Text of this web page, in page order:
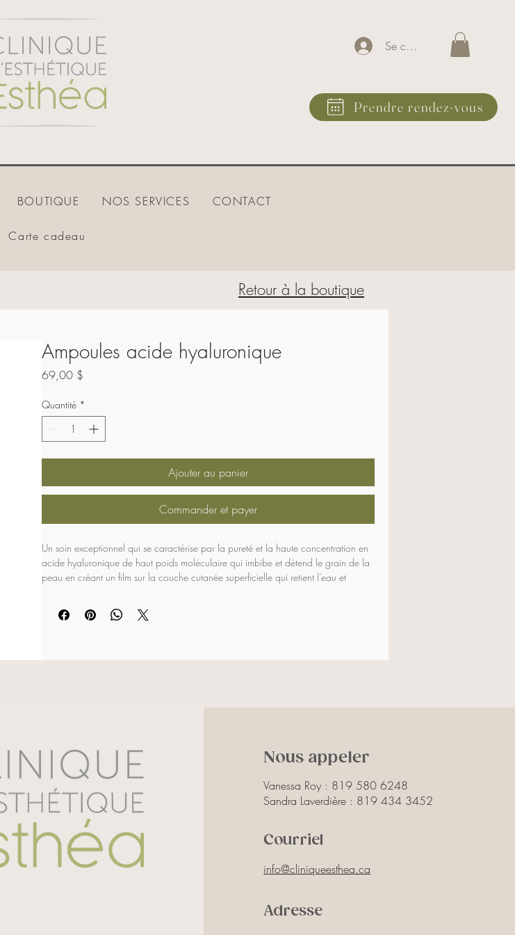
Se connecter
Prendre rendez-vous
BOUTIQUE NOS SERVICES CONTACT
Carte cadeau
Retour à la boutique
Ampoules acide hyaluronique
69,00 $Prix
Quantité *
Ajouter au panier
Commander et payer
Un soin exceptionnel qui se caractérise par la pureté et la haute concentration en
acide hyaluronique de haut poids moléculaire qui imbibe et détend le grain de la
peau en créant un film sur la couche cutanée superficielle qui retient l’eau et
qui garantit une hydratation en profondeur complète, comble les rides et favorise
l’intégrité de la barrière épidermique.
panthénol, ethyl ximenynate, biosaccarides
Nous appeler
Vanessa Roy : 819 580 6248
Sandra Laverdière : 819 434 3452
Courriel
info@cliniqueesthea.ca
Adresse